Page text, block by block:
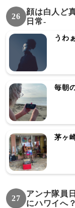
26
顔は白人ど
日常-
うわ
毎朝
茅ヶ
27
アンナ隊員
にハワイへ